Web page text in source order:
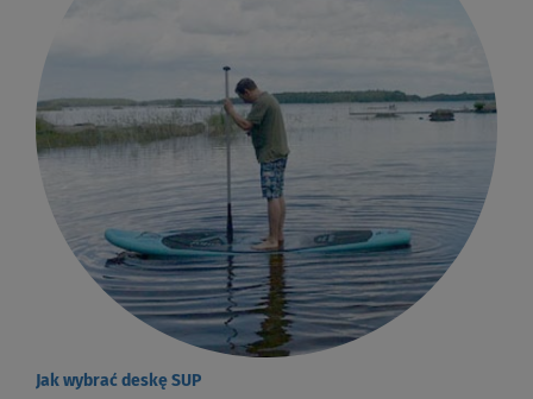
Jak wybrać deskę SUP